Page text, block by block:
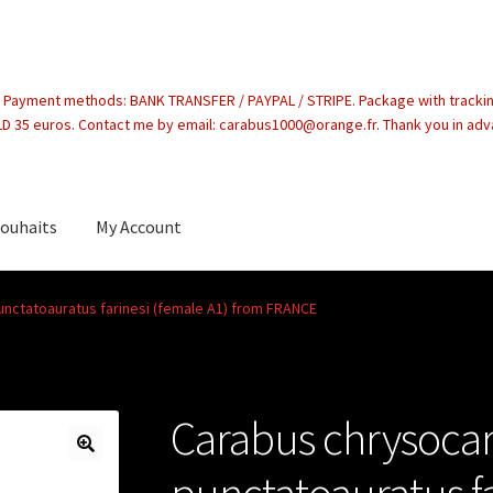
methods: BANK TRANSFER / PAYPAL / STRIPE. Package with
35 euros. Contact me by email: carabus1000@orange.fr. Thank you in
My Account
farinesi (female A1) from FRANCE
Carabus